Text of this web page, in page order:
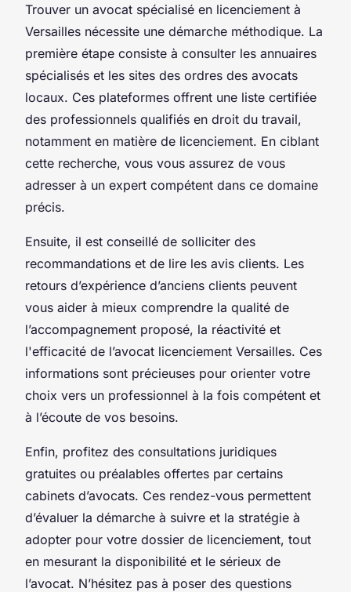
Trouver un avocat spécialisé en licenciement à
Versailles nécessite une démarche méthodique. La
première étape consiste à consulter les annuaires
spécialisés et les sites des ordres des avocats
locaux. Ces plateformes offrent une liste certifiée
des professionnels qualifiés en droit du travail,
notamment en matière de licenciement. En ciblant
cette recherche, vous vous assurez de vous
adresser à un expert compétent dans ce domaine
précis.
Ensuite, il est conseillé de solliciter des
recommandations et de lire les avis clients. Les
retours d’expérience d’anciens clients peuvent
vous aider à mieux comprendre la qualité de
l’accompagnement proposé, la réactivité et
l'efficacité de l’avocat licenciement Versailles. Ces
informations sont précieuses pour orienter votre
choix vers un professionnel à la fois compétent et
à l’écoute de vos besoins.
Enfin, profitez des consultations juridiques
gratuites ou préalables offertes par certains
cabinets d’avocats. Ces rendez-vous permettent
d’évaluer la démarche à suivre et la stratégie à
adopter pour votre dossier de licenciement, tout
en mesurant la disponibilité et le sérieux de
l’avocat. N’hésitez pas à poser des questions